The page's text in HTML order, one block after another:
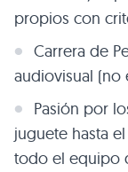
propios con
Carrera de
audiovisual (no
Pasión por
juguete hasta
todo el equipo